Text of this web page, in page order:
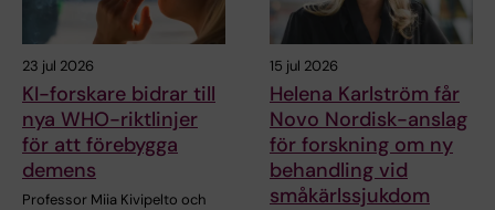
23 jul 2026
KI-forskare bidrar till
nya WHO-riktlinjer
för att förebygga
demens
Professor Miia Kivipelto och
15 jul 2026
Helena Karlström får
Novo Nordisk-anslag
för forskning om ny
behandling vid
småkärlssjukdom